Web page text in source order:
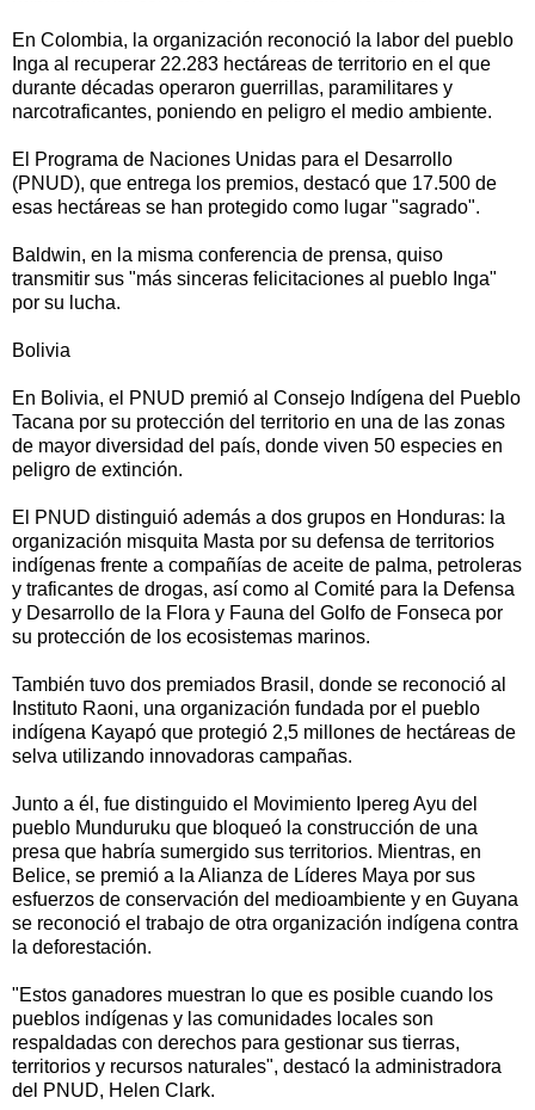
En Colombia, la organización reconoció la labor del pueblo
Inga al recuperar 22.283 hectáreas de territorio en el que
durante décadas operaron guerrillas, paramilitares y
narcotraficantes, poniendo en peligro el medio ambiente.
El Programa de Naciones Unidas para el Desarrollo
(PNUD), que entrega los premios, destacó que 17.500 de
esas hectáreas se han protegido como lugar "sagrado".
Baldwin, en la misma conferencia de prensa, quiso
transmitir sus "más sinceras felicitaciones al pueblo Inga"
por su lucha.
Bolivia
En Bolivia, el PNUD premió al Consejo Indígena del Pueblo
Tacana por su protección del territorio en una de las zonas
de mayor diversidad del país, donde viven 50 especies en
peligro de extinción.
El PNUD distinguió además a dos grupos en Honduras: la
organización misquita Masta por su defensa de territorios
indígenas frente a compañías de aceite de palma, petroleras
y traficantes de drogas, así como al Comité para la Defensa
y Desarrollo de la Flora y Fauna del Golfo de Fonseca por
su protección de los ecosistemas marinos.
También tuvo dos premiados Brasil, donde se reconoció al
Instituto Raoni, una organización fundada por el pueblo
indígena Kayapó que protegió 2,5 millones de hectáreas de
selva utilizando innovadoras campañas.
Junto a él, fue distinguido el Movimiento Ipereg Ayu del
pueblo Munduruku que bloqueó la construcción de una
presa que habría sumergido sus territorios. Mientras, en
Belice, se premió a la Alianza de Líderes Maya por sus
esfuerzos de conservación del medioambiente y en Guyana
se reconoció el trabajo de otra organización indígena contra
la deforestación.
"Estos ganadores muestran lo que es posible cuando los
pueblos indígenas y las comunidades locales son
respaldadas con derechos para gestionar sus tierras,
territorios y recursos naturales", destacó la administradora
del PNUD, Helen Clark.